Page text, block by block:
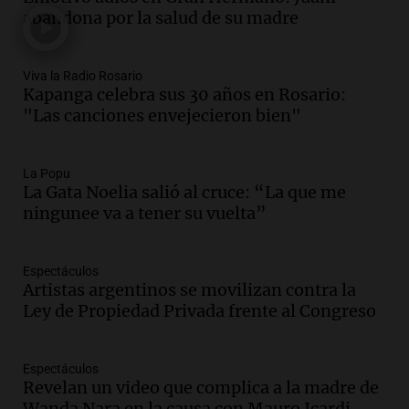
Episodios
en ludopatía: “Tener el casino en la
mano es muy peligroso”
La Argentina, hoy
ciudad de Córdoba para interiorizarse
sobre los parques educativos
Amamos Argentina
Audio.
traerá más lluvias y eventos extremos
durante la primavera
Audio.
Córdoba sigue trabajando para
restablecer el servicio de electricidad
abandona por la salud de su madre
Viva la Radio Rosario
Kapanga celebra sus 30 años en Rosario:
"Las canciones envejecieron bien"
La Popu
La Gata Noelia salió al cruce: “La que me
ningunee va a tener su vuelta”
Espectáculos
Artistas argentinos se movilizan contra la
Ley de Propiedad Privada frente al Congreso
Espectáculos
Revelan un video que complica a la madre de